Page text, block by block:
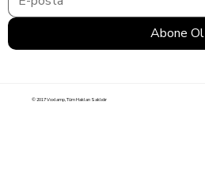
Abone Ol
© 2017 Voxlamp, Tüm Hakları Saklıdır